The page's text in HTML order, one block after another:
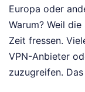
Europa oder
Warum? Weil
Zeit fressen.
VPN-Anbieter
zuzugreifen.